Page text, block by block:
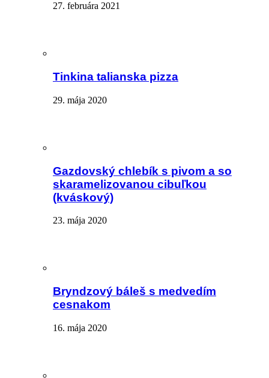
27. februára 2021
Tinkina talianska pizza
29. mája 2020
Gazdovský chlebík s pivom a so
skaramelizovanou cibuľkou
(kváskový)
23. mája 2020
Bryndzový báleš s medvedím
cesnakom
16. mája 2020